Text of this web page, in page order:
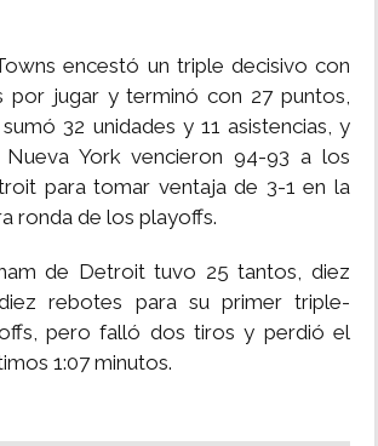
encestó un triple decisivo con
por jugar y terminó con 27 puntos,
32 unidades y 11 asistencias, y
York vencieron 94-93 a los
para tomar ventaja de 3-1 en la
ronda de los playoffs.
de Detroit tuvo 25 tantos, diez
rebotes para su primer triple-
pero falló dos tiros y perdió el
1:07 minutos.